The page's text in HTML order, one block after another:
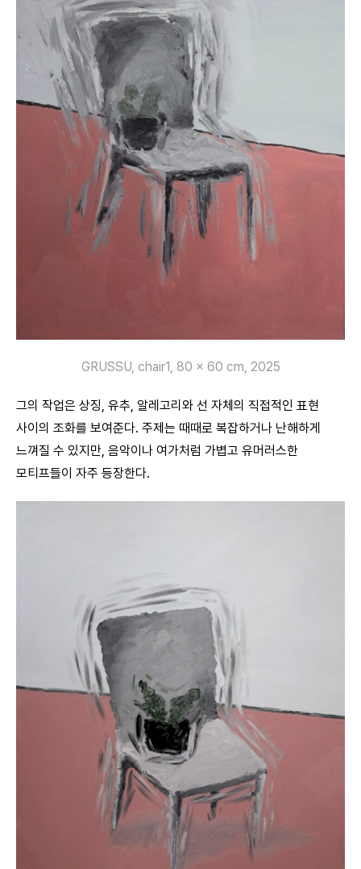
GRUSSU, chair1, 80 x 60 cm, 2025
그의 작업은 상징, 유추, 알레고리와 선 자체의 직접적인 표현
사이의 조화를 보여준다. 주제는 때때로 복잡하거나 난해하게
느껴질 수 있지만, 음악이나 여가처럼 가볍고 유머러스한
모티프들이 자주 등장한다.